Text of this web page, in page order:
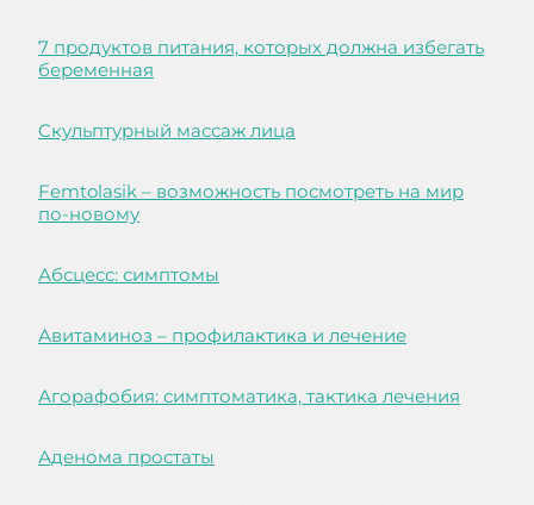
7 продуктов питания, которых должна избегать
беременная
Cкульптурный массаж лица
Femtolasik – возможность посмотреть на мир
по-новому
Абсцесс: симптомы
Авитаминоз – профилактика и лечение
Агорафобия: симптоматика, тактика лечения
Аденома простаты